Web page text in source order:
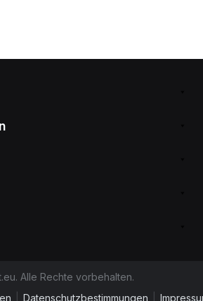
Alle Rechte vorbehalten.
Datenschutzbestimmungen